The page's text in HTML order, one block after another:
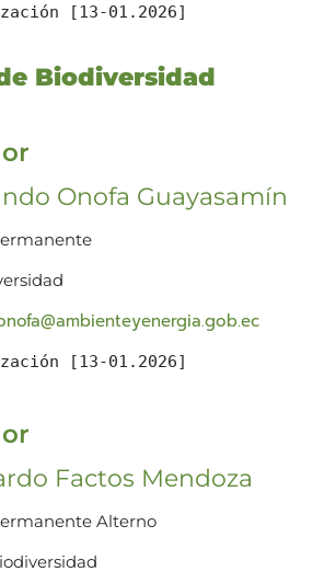
[13-01.2026]
Biodiversidad
Onofa Guayasamín
[13-01.2026]
Factos Mendoza
Alterno